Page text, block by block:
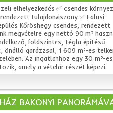
elhelyezkedés ✅ csendes
tulajdonviszony ✅ Falusi
Kőröshegy csendes, rendezett
megvételre egy nettó 90 m²
földszintes, tégla építésű
önálló garázzsal, 1 609 m²-es
Az ingatlanhoz egy 30 m²-es
amely a vételár részét képezi.
BAKONYI